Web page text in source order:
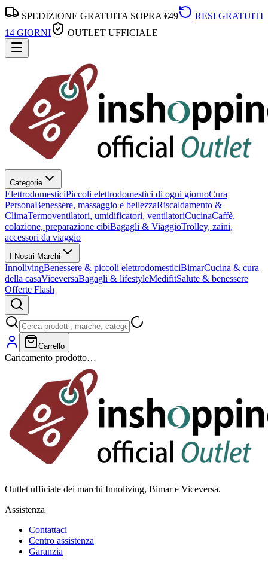
SPEDIZIONE GRATUITA SOPRA €49
RESI GRATUITI
14 GIORNI
OUTLET UFFICIALE
Categorie
ElettrodomesticiPiccoli elettrodomestici di ogni giornoCura
PersonaBenessere, massaggio e bellezzaRiscaldamento &
ClimaTermoventilatori, umidificatori, ventilatoriCucinaCaffè,
colazione, preparazione cibiBagagli & ViaggioTrolley, zaini,
accessori da viaggio
I Nostri Marchi
InnolivingBenessere & piccoli elettrodomesticiBimarCucina & cura
della casaViceversaBagagli & lifestyleMedifitSalute & benessere
Offerte Flash
Carrello
Caricamento prodotto…
Outlet ufficiale dei marchi Innoliving, Bimar e Viceversa.
Assistenza
Contattaci
Centro assistenza
Garanzia